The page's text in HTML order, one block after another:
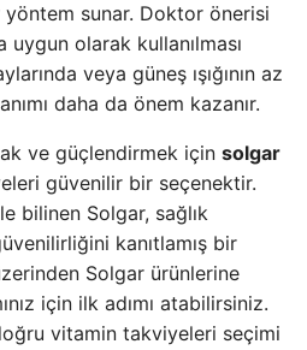
sunar. Doktor önerisi
uygun olarak kullanılması
veya güneş ışığının az
daha da önem kazanır.
ve güçlendirmek için solgar
güvenilir bir seçenektir.
bilinen Solgar, sağlık
kanıtlamış bir
Solgar ürünlerine
için ilk adımı atabilirsiniz.
vitamin takviyeleri seçimi